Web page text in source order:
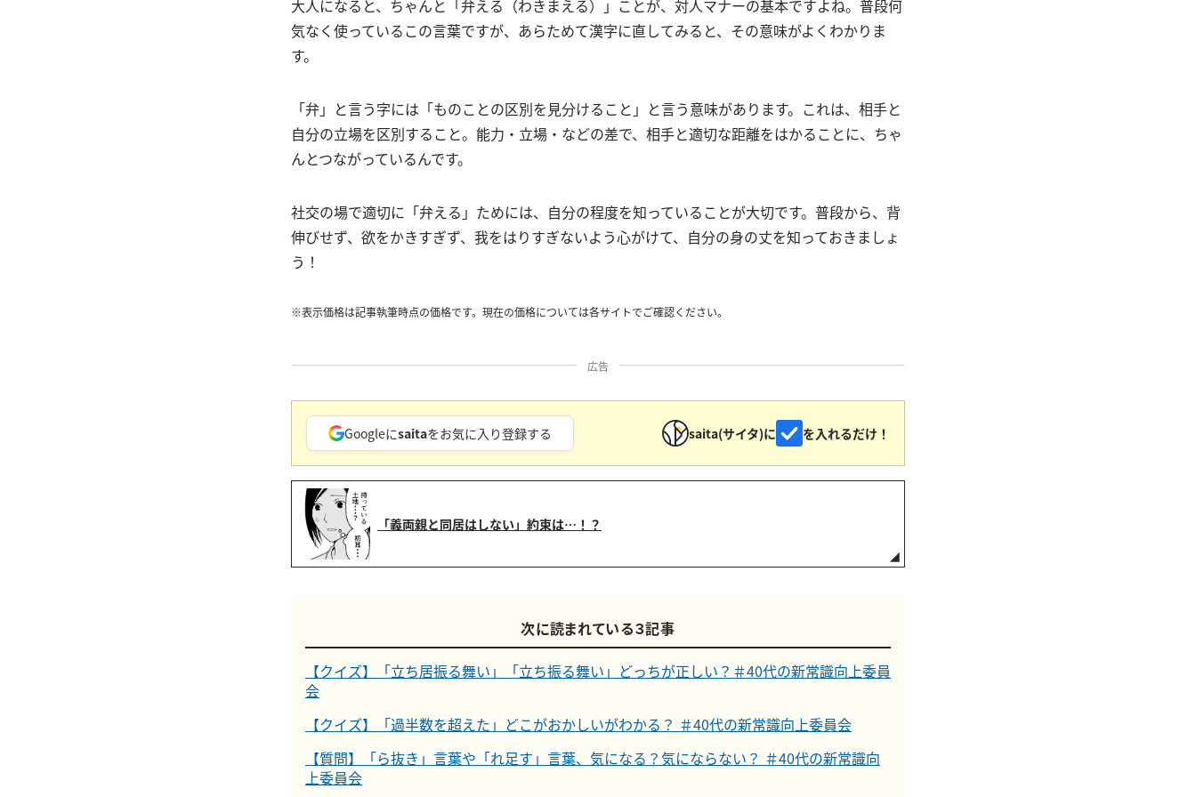
大人になると、ちゃんと「弁える（わきまえる）」ことが、対人マナーの基本ですよね。普段何
気なく使っているこの言葉ですが、あらためて漢字に直してみると、その意味がよくわかりま
す。
「弁」と言う字には「ものことの区別を見分けること」と言う意味があります。これは、相手と
自分の立場を区別すること。能力・立場・などの差で、相手と適切な距離をはかることに、ちゃ
んとつながっているんです。
社交の場で適切に「弁える」ためには、自分の程度を知っていることが大切です。普段から、背
伸びせず、欲をかきすぎず、我をはりすぎないよう心がけて、自分の身の丈を知っておきましょ
う！
※表示価格は記事執筆時点の価格です。現在の価格については各サイトでご確認ください。
広告
Googleにsaitaをお気に入り登録する saita(サイタ)に を入れるだけ！
「義両親と同居はしない」約束は…！？
次に読まれている３記事
【クイズ】「立ち居振る舞い」「立ち振る舞い」どっちが正しい？＃40代の新常識向上委員
会
【クイズ】「過半数を超えた」どこがおかしいがわかる？ ＃40代の新常識向上委員会
【質問】「ら抜き」言葉や「れ足す」言葉、気になる？気にならない？ ＃40代の新常識向
上委員会